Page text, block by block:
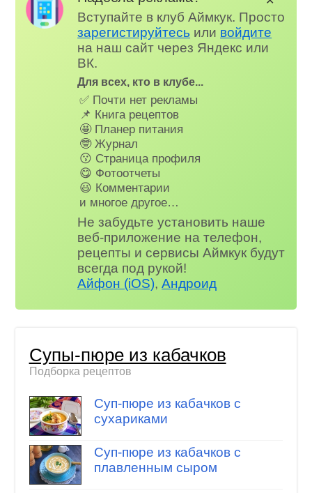
Вступайте в клуб Аймкук. Просто
зарегистируйтесь или войдите
на наш сайт через Яндекс или
ВК.
Для всех, кто в клубе...
✅ Почти нет рекламы
📌 Книга рецептов
🤩 Планер питания
🤓 Журнал
😗 Страница профиля
😋 Фотоотчеты
😃 Комментарии
и многое другое…
Не забудьте установить наше
веб-приложение на телефон,
рецепты и сервисы Аймкук будут
всегда под рукой!
Айфон (iOS),Андроид
Супы-пюре из кабачков
Подборка рецептов
Суп-пюре из кабачков с
сухариками
Суп-пюре из кабачков с
плавленным сыром